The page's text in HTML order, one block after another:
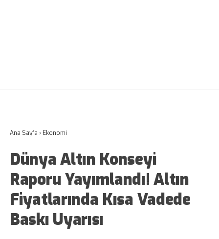
Ana Sayfa › Ekonomi
Dünya Altın Konseyi
Raporu Yayımlandı! Altın
Fiyatlarında Kısa Vadede
Baskı Uyarısı